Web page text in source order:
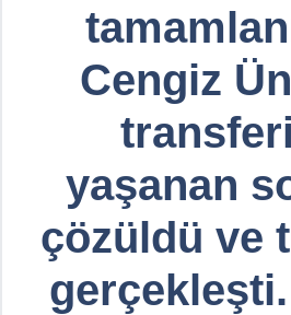
Cengiz
yaşanan
çözüldü ve